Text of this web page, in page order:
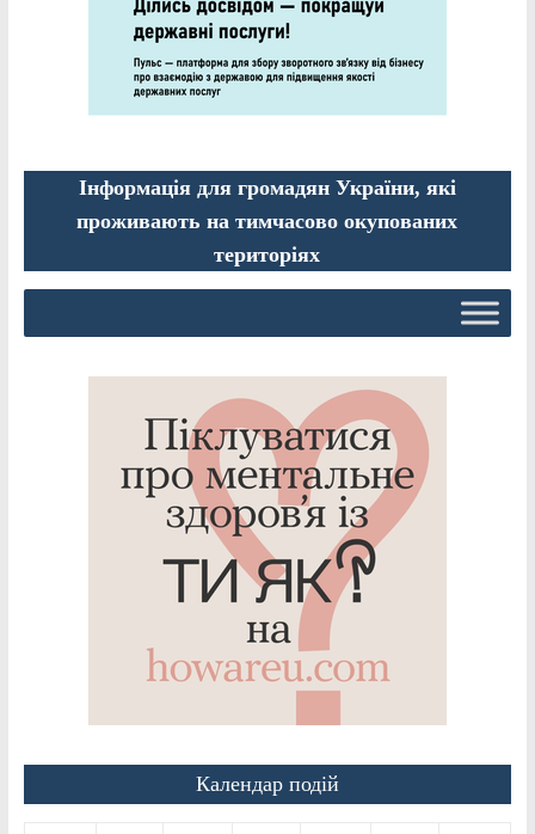
Інформація для громадян України, які
проживають на тимчасово окупованих
територіях
Календар подій